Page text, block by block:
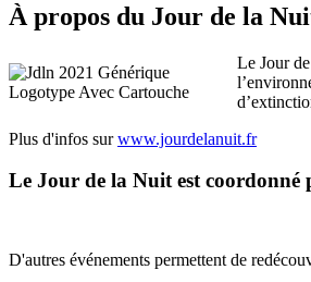
À propos du Jour de la
Le Jour
Plus d'infos surwww.jourdelanuit.fr
Le Jour de la Nuit est
D'autres événements permettent de